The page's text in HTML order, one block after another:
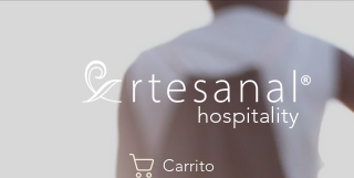
Carrito
hospitality